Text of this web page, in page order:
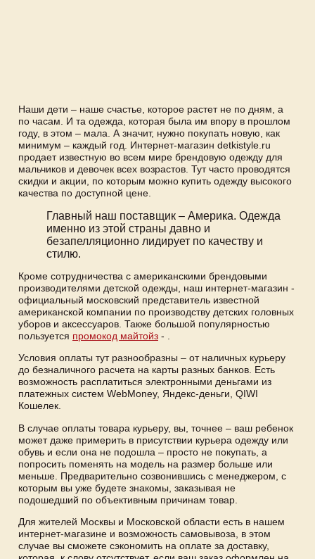
Наши дети – наше счастье, которое растет не по дням, а
по часам. И та одежда, которая была им впору в прошлом
году, в этом – мала. А значит, нужно покупать новую, как
минимум – каждый год. Интернет-магазин detkistyle.ru
продает известную во всем мире брендовую одежду для
мальчиков и девочек всех возрастов. Тут часто проводятся
скидки и акции, по которым можно купить одежду высокого
качества по доступной цене.
Главный наш поставщик – Америка. Одежда
именно из этой страны давно и
безапелляционно лидирует по качеству и
стилю.
Кроме сотрудничества с американскими брендовыми
производителями детской одежды, наш интернет-магазин -
официальный московский представитель известной
американской компании по производству детских головных
уборов и аксессуаров. Также большой популярностью
пользуется промокод майтойз - .
Условия оплаты тут разнообразны – от наличных курьеру
до безналичного расчета на карты разных банков. Есть
возможность расплатиться электронными деньгами из
платежных систем WebMoney, Яндекс-деньги, QIWI
Кошелек.
В случае оплаты товара курьеру, вы, точнее – ваш ребенок
может даже примерить в присутствии курьера одежду или
обувь и если она не подошла – просто не покупать, а
попросить поменять на модель на размер больше или
меньше. Предварительно созвонившись с менеджером, с
которым вы уже будете знакомы, заказывая не
подошедший по объективным причинам товар.
Для жителей Москвы и Московской области есть в нашем
интернет-магазине и возможность самовывоза, в этом
случае вы сможете сэкономить на оплате за доставку,